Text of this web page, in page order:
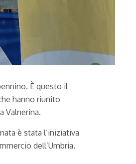
È questo il
hanno riunito
Valnerina.
è stata l’iniziativa
dell’Umbria.